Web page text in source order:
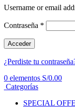
Username or email
Contraseña *
Acceder
¿Perdiste tu
0 elementos S/0.00
Categorías
SPECIAL